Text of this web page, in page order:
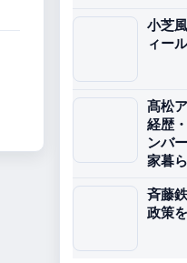
小芝
ィー
髙松
経歴
ンバ
家暮
斉藤
政策